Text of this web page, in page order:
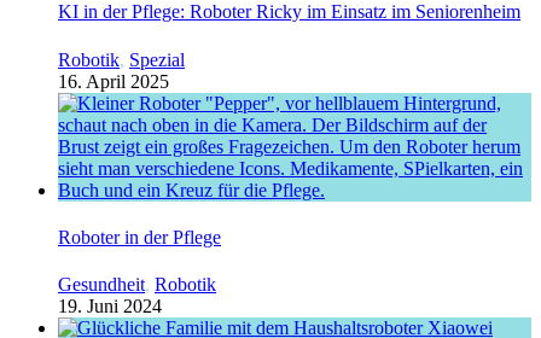
KI in der Pflege: Roboter Ricky im Einsatz im Seniorenheim
Robotik, Spezial
16. April 2025
Roboter in der Pflege
Gesundheit, Robotik
19. Juni 2024